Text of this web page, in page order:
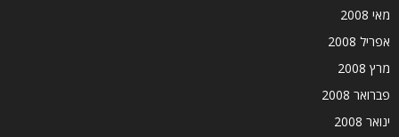
מאי 2008
אפריל 2008
מרץ 2008
פברואר 2008
ינואר 2008